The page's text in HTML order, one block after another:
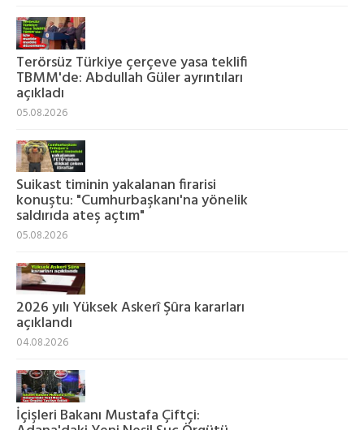
Terörsüz Türkiye çerçeve yasa teklifi
TBMM'de: Abdullah Güler ayrıntıları
açıkladı
05.08.2026
Suikast timinin yakalanan firarisi
konuştu: "Cumhurbaşkanı'na yönelik
saldırıda ateş açtım"
05.08.2026
2026 yılı Yüksek Askerî Şûra kararları
açıklandı
04.08.2026
İçişleri Bakanı Mustafa Çiftçi: